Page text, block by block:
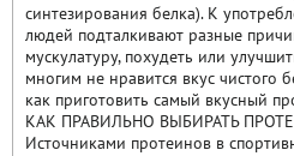
синтезирования белка). К
людей подталкивают разные
мускулатуру, похудеть или
многим не нравится вкус чистого
как приготовить самый вкусный
КАК ПРАВИЛЬНО ВЫБИРАТЬ
Источниками протеинов в